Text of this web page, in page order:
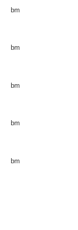
bm
bm
bm
bm
bm